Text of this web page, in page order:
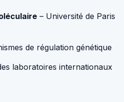
– Université de Paris
de régulation génétique
laboratoires internationaux